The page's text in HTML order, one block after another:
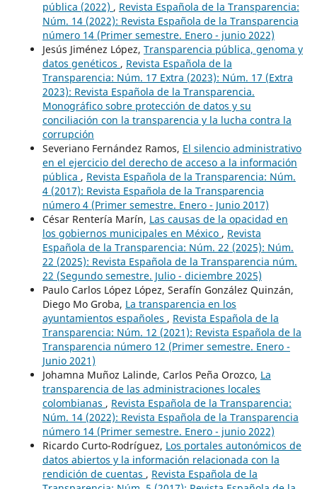
pública (2022) , Revista Española de la Transparencia:
Núm. 14 (2022): Revista Española de la Transparencia
número 14 (Primer semestre. Enero - junio 2022)
Jesús Jiménez López, Transparencia pública, genoma y
datos genéticos , Revista Española de la
Transparencia: Núm. 17 Extra (2023): Núm. 17 (Extra
2023): Revista Española de la Transparencia.
Monográfico sobre protección de datos y su
conciliación con la transparencia y la lucha contra la
corrupción
Severiano Fernández Ramos, El silencio administrativo
en el ejercicio del derecho de acceso a la información
pública , Revista Española de la Transparencia: Núm.
4 (2017): Revista Española de la Transparencia
número 4 (Primer semestre. Enero - Junio 2017)
César Rentería Marín, Las causas de la opacidad en
los gobiernos municipales en México , Revista
Española de la Transparencia: Núm. 22 (2025): Núm.
22 (2025): Revista Española de la Transparencia núm.
22 (Segundo semestre. Julio - diciembre 2025)
Paulo Carlos López López, Serafín González Quinzán,
Diego Mo Groba, La transparencia en los
ayuntamientos españoles , Revista Española de la
Transparencia: Núm. 12 (2021): Revista Española de la
Transparencia número 12 (Primer semestre. Enero -
Junio 2021)
Johamna Muñoz Lalinde, Carlos Peña Orozco, La
transparencia de las administraciones locales
colombianas , Revista Española de la Transparencia:
Núm. 14 (2022): Revista Española de la Transparencia
número 14 (Primer semestre. Enero - junio 2022)
Ricardo Curto-Rodríguez, Los portales autonómicos de
datos abiertos y la información relacionada con la
rendición de cuentas , Revista Española de la